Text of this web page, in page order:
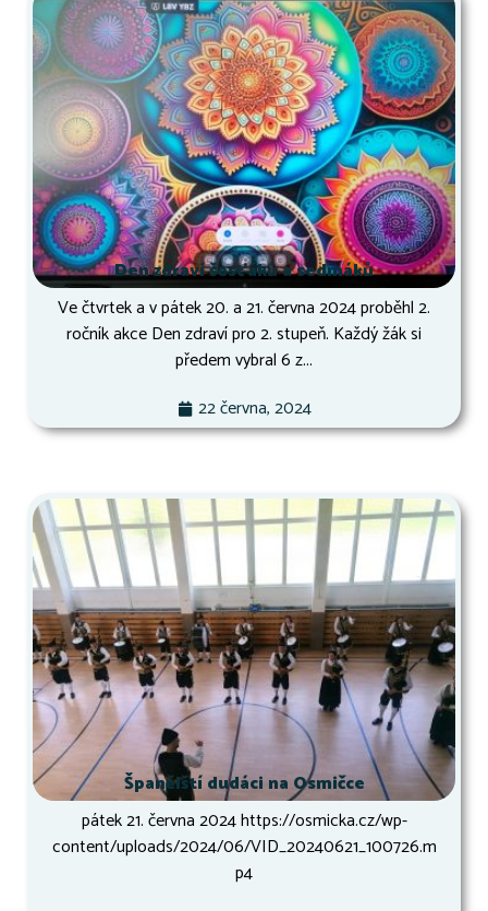
Den zdraví šesťáků a sedmáků
Ve čtvrtek a v pátek 20. a 21. června 2024 proběhl 2.
ročník akce Den zdraví pro 2. stupeň. Každý žák si
předem vybral 6 z...
22 června, 2024
Španělští dudáci na Osmičce
pátek 21. června 2024 https://osmicka.cz/wp-
content/uploads/2024/06/VID_20240621_100726.m
p4